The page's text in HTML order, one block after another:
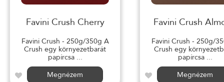
Favini Crush Cherry
Favini Crush - 250g/350g A
Crush egy környezetbarát
papírcsa ...
Megnézem
Favini Crush
Favini Crush - 250g/
Crush egy
papírcsa ...
Megnézem